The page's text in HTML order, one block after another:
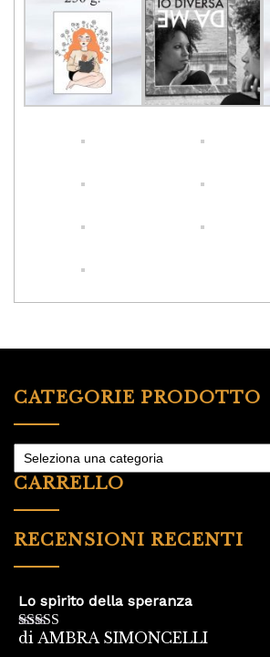
CATEGORIE PRODOTTO
CARRELLO
RECENSIONI RECENTI
Lo spirito della speranza
Valutato5su
di AMBRA SIMONCELLI